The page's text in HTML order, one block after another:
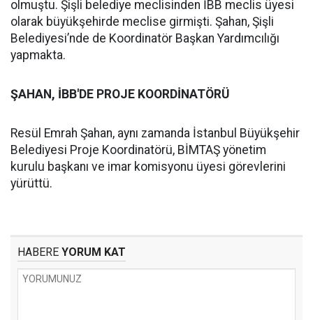
olmuştu. Şişli belediye meclisinden İBB meclis üyesi
olarak büyükşehirde meclise girmişti. Şahan, Şişli
Belediyesi’nde de Koordinatör Başkan Yardımcılığı
yapmakta.
ŞAHAN, İBB'DE PROJE KOORDİNATÖRÜ
Resül Emrah Şahan, aynı zamanda İstanbul Büyükşehir
Belediyesi Proje Koordinatörü, BİMTAŞ yönetim
kurulu başkanı ve imar komisyonu üyesi görevlerini
yürüttü.
HABERE YORUM KAT